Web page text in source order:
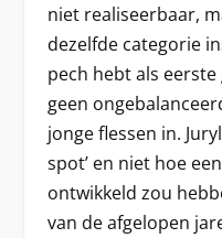
niet realiseerbaar,
dezelfde categorie
pech hebt als
geen
jonge flessen in.
spot’ en niet hoe
ontwikkeld zou
van de afgelopen